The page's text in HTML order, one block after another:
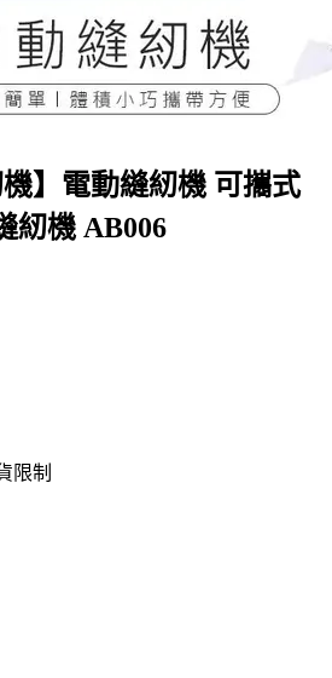
機】電動縫紉機 可攜式
紉機 AB006
限制